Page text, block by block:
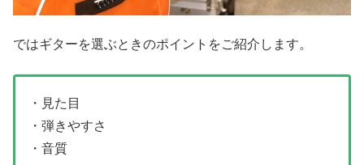
ではギターを選ぶときのポイントをご紹介します。
・見た目
・弾きやすさ
・音質